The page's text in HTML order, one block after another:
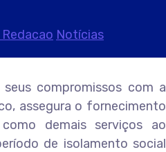
Redacao Notícias
compromissos com a
assegura o fornecimento
demais serviços ao
de isolamento social